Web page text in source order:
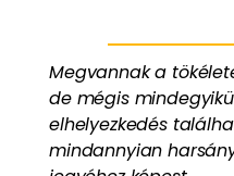
Megvannak a
de mégis
elhelyezkedés
mindannyian